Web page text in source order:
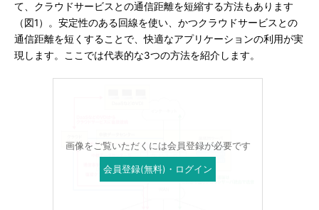
て、クラウドサービスとの通信距離を短縮する方法もあります
（図1）。安定性のある回線を使い、かつクラウドサービスとの
通信距離を短くすることで、快適なアプリケーションの利用が実
現します。ここでは代表的な3つの方法を紹介します。
画像をご覧いただくには会員登録が必要です
会員登録(無料)・ログイン